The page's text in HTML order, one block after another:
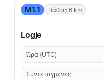
M1.1 Βάθος: 6 km
Logje
Ώρα (UTC)
Συντεταγμένες